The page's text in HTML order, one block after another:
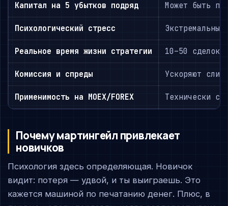
Капитал на 5 убытков подряд Может быть
Психологический стресс Экстремальный
Реальное время жизни стратегии 10–50 сделок
Комиссия и спреды Ускоряют слив
Применимость на MOEX/FOREX Технически
Почему мартингейл привлекает
новичков
Психология здесь определяющая. Новичок
видит: потеря — удвой, и ты выиграешь. Это
кажется машиной по печатанию денег. Плюс, в